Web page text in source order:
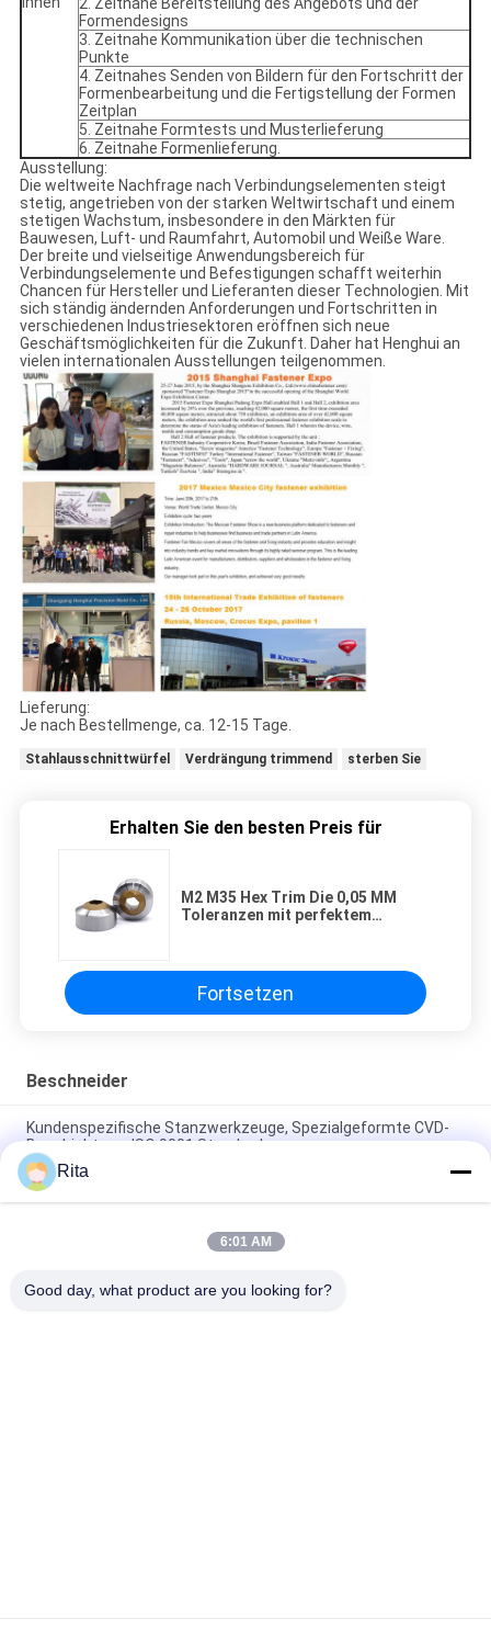
2. Zeitnahe Bereitstellung des Angebots und der
Formendesigns
3. Zeitnahe Kommunikation über die technischen
Punkte
4. Zeitnahes Senden von Bildern für den Fortschritt der
Formenbearbeitung und die Fertigstellung der Formen
Zeitplan
5. Zeitnahe Formtests und Musterlieferung
6. Zeitnahe Formenlieferung.
Ausstellung:
Die weltweite Nachfrage nach Verbindungselementen steigt
stetig, angetrieben von der starken Weltwirtschaft und einem
stetigen Wachstum, insbesondere in den Märkten für
Bauwesen, Luft- und Raumfahrt, Automobil und Weiße Ware.
Der breite und vielseitige Anwendungsbereich für
Verbindungselemente und Befestigungen schafft weiterhin
Chancen für Hersteller und Lieferanten dieser Technologien. Mit
sich ständig ändernden Anforderungen und Fortschritten in
verschiedenen Industriesektoren eröffnen sich neue
Geschäftsmöglichkeiten für die Zukunft. Daher hat Henghui an
vielen internationalen Ausstellungen teilgenommen.
Lieferung:
Je nach Bestellmenge, ca. 12-15 Tage.
Stahlausschnittwürfel Verdrängung trimmend sterben Sie
Erhalten Sie den besten Preis für
M2 M35 Hex Trim Die 0,05 MM
Toleranzen mit perfektem
Fortsetzen
Beschneider
Kundenspezifische Stanzwerkzeuge, Spezialgeformte CVD-
Beschichtung, ISO 9001 Standard
M35 M42 Schneid- und Stanzwerkzeuge, Sonderanfertigung
Stanzwerkzeug mit sechseckiger Form
Hexagon Bolt Head Trimming Die Spiegel Polieren vor und nach
Rita
6:01 AM
Good day, what product are you looking for?